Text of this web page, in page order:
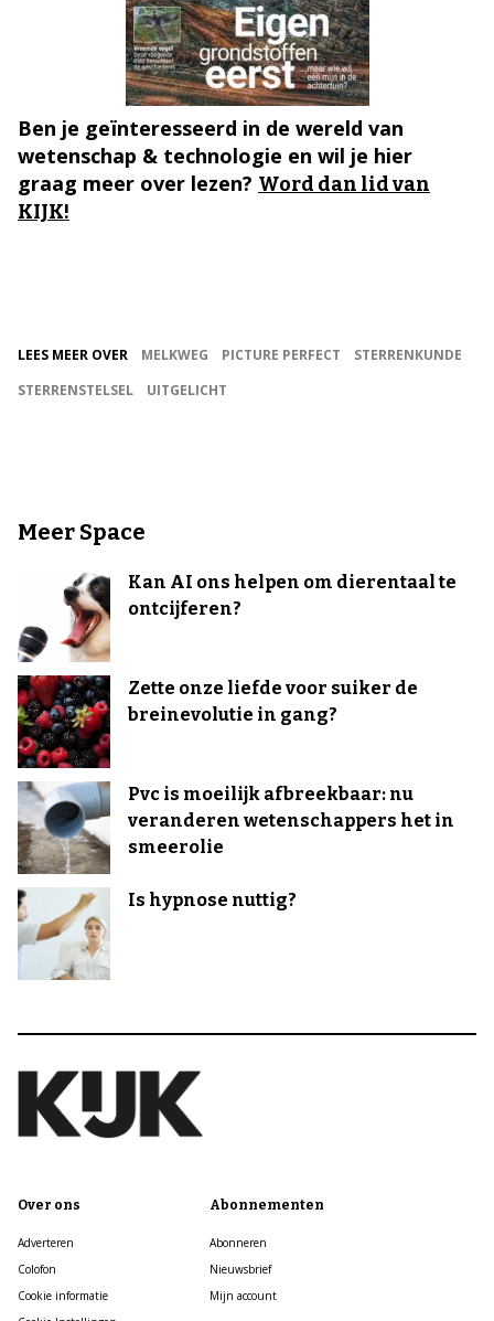
Ben je geïnteresseerd in de wereld van
wetenschap & technologie en wil je hier
graag meer over lezen? Word dan lid van
KIJK!
LEES MEER OVER MELKWEG PICTURE PERFECT
STERRENKUNDE
STERRENSTELSEL
UITGELICHT
Meer Space
Kan AI ons helpen om dierentaal te
ontcijferen?
Zette onze liefde voor suiker de
breinevolutie in gang?
Pvc is moeilijk afbreekbaar: nu
veranderen wetenschappers het in
smeerolie
Is hypnose nuttig?
Over ons
Adverteren
Colofon
Cookie informatie
Abonnementen
Abonneren
Nieuwsbrief
Mijn account